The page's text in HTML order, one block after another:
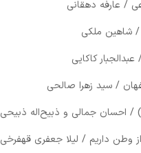
/ عارفه دهقانی
شاهین ملکی
کاکایی
/ سید زهرا صالحی
/ احسان جمالی و ذبیح‌اله ذبیحی
وطن داریم / لیلا جعفری قهفرخی